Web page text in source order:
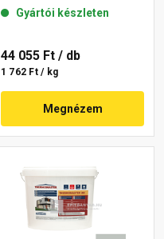
Gyártói készleten
44 055 Ft / db
1 762 Ft / kg
Megnézem